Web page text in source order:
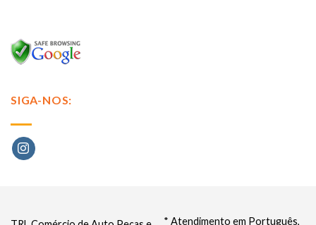
SIGA-NOS:
* Atendimento em Português,